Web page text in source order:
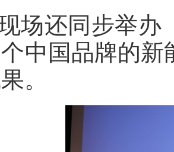
场还同步举办
中国品牌的
。